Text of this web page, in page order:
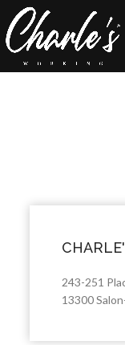
243-251
13300